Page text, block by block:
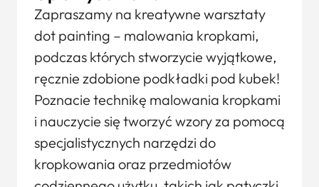
Zapraszamy na kreatywne warsztaty
dot painting – malowania kropkami,
podczas których stworzycie wyjątkowe,
ręcznie zdobione podkładki pod kubek!
Poznacie technikę malowania kropkami
i nauczycie się tworzyć wzory za pomocą
specjalistycznych narzędzi do
kropkowania oraz przedmiotów